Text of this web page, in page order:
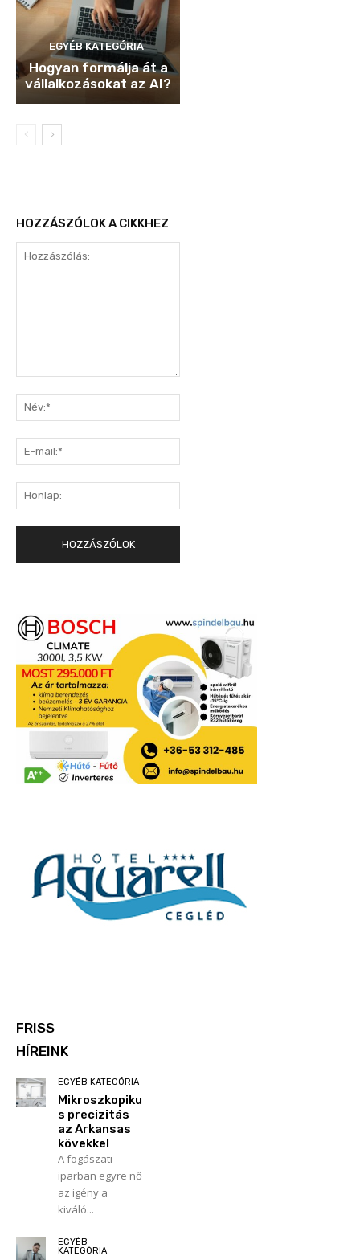
EGYÉB KATEGÓRIA
Hogyan formálja át a
vállalkozásokat az AI?
HOZZÁSZÓLOK A CIKKHEZ
mail:*
FRISS
HÍREINK
EGYÉB KATEGÓRIA
Mikroszkopiku
s precizitás
az Arkansas
kövekkel
A fogászati
iparban egyre nő
az igény a
kiváló...
EGYÉB
KATEGÓRIA